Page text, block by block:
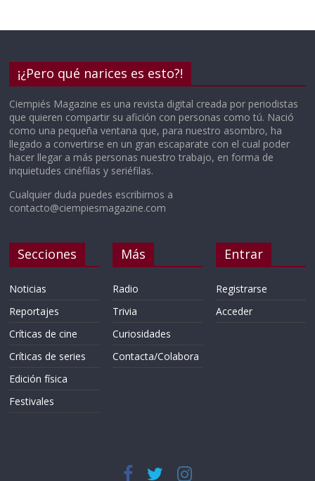
¡¿Pero qué narices es esto?!
Ciempiés Magazine es una revista digital creada por periodistas
que quieren compartir su afición con personas como tú. Nació
como una pequeña ventana que, para nuestro asombro, ha
llegado a convertirse en un gran escaparate con el cual poder
hacer llegar a más personas nuestro trabajo, en forma de
inquietudes cinéfilas y seriéfilas.
Cualquier duda puedes escribirnos a
contacto@ciempiesmagazine.com
Secciones
Noticias
Reportajes
Críticas de cine
Críticas de series
Edición física
Festivales
Más
Radio
Trivia
Curiosidades
Contacta/Colabora
Entrar
Registrarse
Acceder